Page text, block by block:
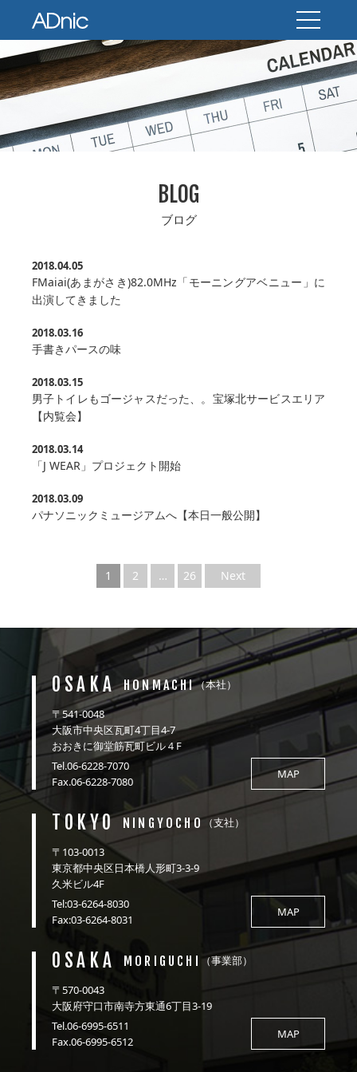
BLOG
ブログ
2018.04.05
FMaiai(あまがさき)82.0MHz「モーニングアベニュー」に
出演してきました
2018.03.16
手書きパースの味
2018.03.15
男子トイレもゴージャスだった、。宝塚北サービスエリア
【内覧会】
2018.03.14
「J WEAR」プロジェクト開始
2018.03.09
パナソニックミュージアムへ【本日一般公開】
1 2 … 26 Next
OSAKA HONMACHI（本社）
〒541-0048
大阪市中央区瓦町4丁目4-7
おおきに御堂筋瓦町ビル４F
Tel.06-6228-7070
Fax.06-6228-7080
MAP
TOKYO NINGYOCHO（支社）
〒103-0013
東京都中央区日本橋人形町3-3-9
久米ビル4F
Tel:03-6264-8030
Fax:03-6264-8031
MAP
OSAKA MORIGUCHI （事業部）
〒570-0043
大阪府守口市南寺方東通6丁目3-19
Tel.06-6995-6511
Fax.06-6995-6512
MAP